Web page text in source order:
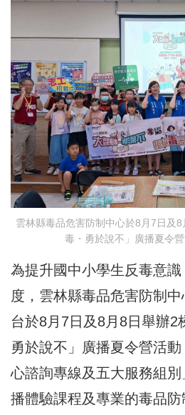
雲林縣毒品危害防制中心於8月7日及
毒・勇於說不」廣播夏令
為提升國中小學生反毒意
度，雲林縣毒品危害防制
台於8月7日及8月8日舉辦2
勇於說不」廣播夏令營活
心諮詢專線及五大服務組
播體驗課程及專業的毒品防